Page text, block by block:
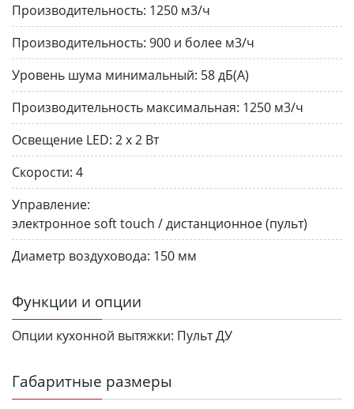
Производительность: 1250 м3/ч
Производительность: 900 и более м3/ч
Уровень шума минимальный: 58 дБ(A)
Производительность максимальная: 1250 м3/ч
Освещение LED: 2 х 2 Вт
Скорости: 4
Управление:
электронное soft touch / дистанционное (пульт)
Диаметр воздуховода: 150 мм
Функции и опции
Опции кухонной вытяжки: Пульт ДУ
Габаритные размеры